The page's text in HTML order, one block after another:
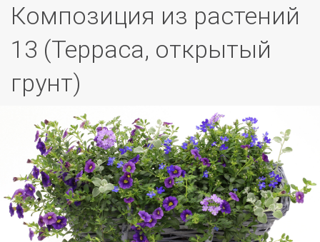
Композиция из растений
13 (Терраса, открытый
грунт)